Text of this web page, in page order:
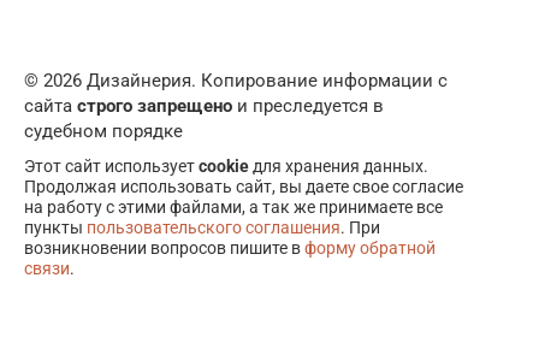
© 2026 Дизайнерия. Копирование информации с
сайта строго запрещено и преследуется в
судебном порядке
Этот сайт используетcookieдля хранения данных.
Продолжая использовать сайт, вы даете свое согласие
на работу с этими файлами, а так же принимаете все
пункты пользовательского соглашения. При
возникновении вопросов пишите вформу обратной
связи.